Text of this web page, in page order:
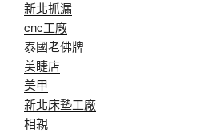
新北抓漏
cnc工廠
泰國老佛牌
美睫店
美甲
新北床墊工廠
相親